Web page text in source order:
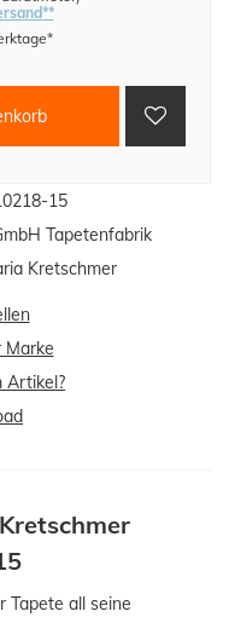
15
Tapetenfabrik
Kretschmer
Marke
Artikel?
Tapete all seine